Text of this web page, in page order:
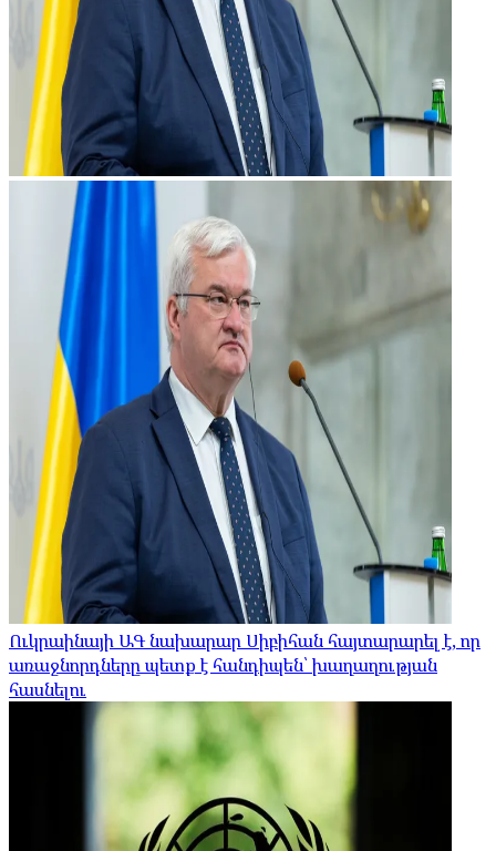
Ուկրաինայի ԱԳ նախարար Սիբիհան հայտարարել է, որ
առաջնորդները պետք է հանդիպեն՝ խաղաղության
հասնելու